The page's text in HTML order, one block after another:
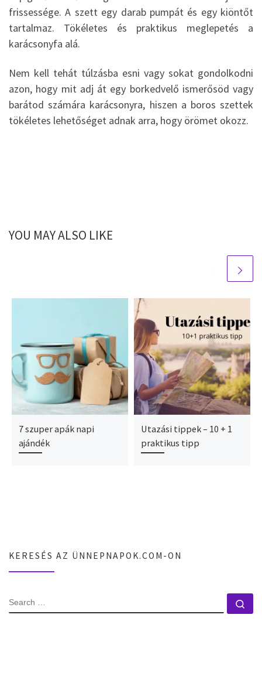
frissessége. A szett egy darab pumpát és egy kiöntőt
tartalmaz. Tökéletes és praktikus meglepetés a
karácsonyfa alá.
Nem kell tehát túlzásba esni vagy sokat gondolkodni
azon, hogy mit adj át egy borkedvelő ismerősöd vagy
barátod számára karácsonyra, hiszen a boros szettek
tökéletes lehetőséget adnak arra, hogy örömet okozz.
YOU MAY ALSO LIKE
7 szuper apák napi
ajándék
Utazási tippek – 10 + 1
praktikus tipp
KERESÉS AZ ÜNNEPNAPOK.COM-ON
SEARCH